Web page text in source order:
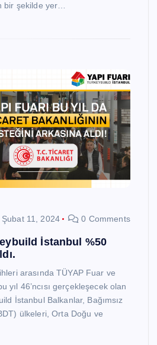
bir şekilde yer…
Şubat 11, 2024 0 Comments
İstanbul %50
arasında TÜYAP Fuar ve
yıl 46’ncısı gerçekleşecek olan
İstanbul Balkanlar, Bağımsız
ülkeleri, Orta Doğu ve